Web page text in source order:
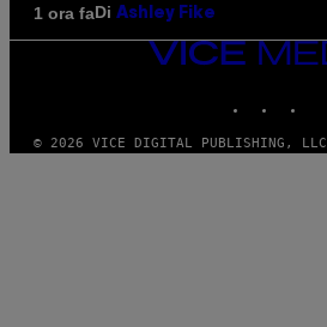
1 ora faDi Ashley Fike
VICE
© 2026 VICE DIGITAL PUBLISHING, LLC